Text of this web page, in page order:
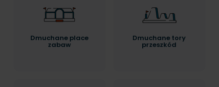
Dmuchane place
zabaw
Dmuchane tory
przeszkód